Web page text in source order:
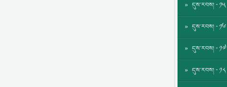
དུས་རབས། - ༡༥
དུས་རབས། - ༡༦
དུས་རབས། - ༡༧
དུས་རབས། - ༡༨